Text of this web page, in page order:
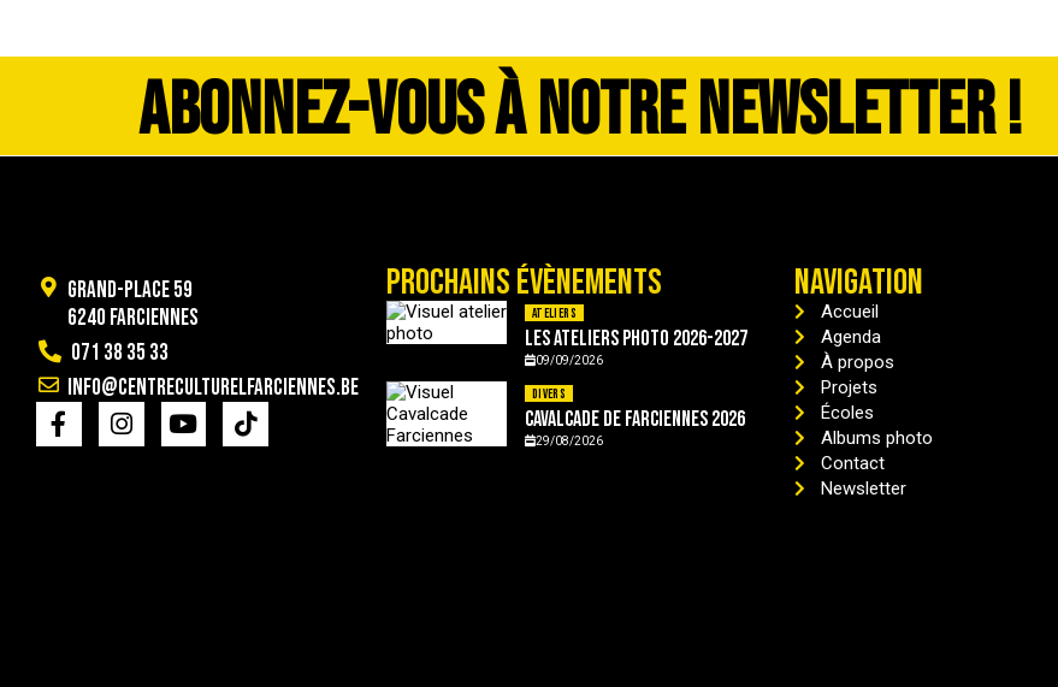
ABONNEZ-VOUS À NOTRE NEWSLETTER !
Grand-Place 59
6240 Farciennes
071 38 35 33
info@centreculturelfarciennes.be
PROCHAINS ÉVÈNEMENTS
Ateliers
Les ateliers photo 2026-2027
09/09/2026
Divers
Cavalcade de Farciennes 2026
29/08/2026
NAVIGATION
Accueil
Agenda
À propos
Projets
Écoles
Albums photo
Contact
Newsletter